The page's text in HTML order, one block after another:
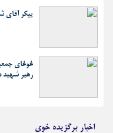
پیکر آقای
غوغای
رهبر شهید
اخبار برگزیده خوی